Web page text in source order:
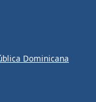
Dominicana